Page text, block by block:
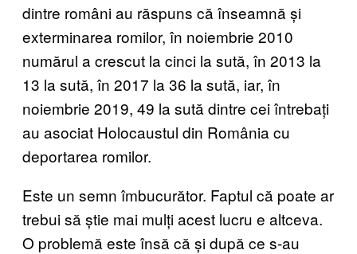
dintre români au răspuns că înseamnă și
exterminarea romilor, în noiembrie 2010
numărul a crescut la cinci la sută, în 2013 la
13 la sută, în 2017 la 36 la sută, iar, în
noiembrie 2019, 49 la sută dintre cei întrebați
au asociat Holocaustul din România cu
deportarea romilor.
Este un semn îmbucurător. Faptul că poate ar
trebui să știe mai mulți acest lucru e altceva.
O problemă este însă că și după ce s-au